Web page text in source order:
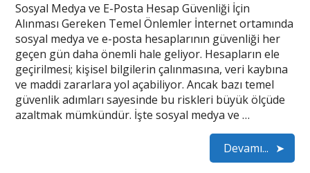
Sosyal Medya ve E-Posta Hesap Güvenliği İçin
Alınması Gereken Temel Önlemler İnternet ortamında
sosyal medya ve e-posta hesaplarının güvenliği her
geçen gün daha önemli hale geliyor. Hesapların ele
geçirilmesi; kişisel bilgilerin çalınmasına, veri kaybına
ve maddi zararlara yol açabiliyor. Ancak bazı temel
güvenlik adımları sayesinde bu riskleri büyük ölçüde
azaltmak mümkündür. İşte sosyal medya ve …
Devamı...